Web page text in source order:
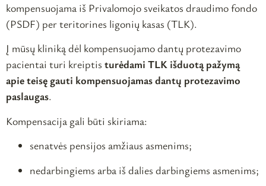
kompensuojama iš Privalomojo sveikatos draudimo fondo
(PSDF) per teritorines ligonių kasas (TLK).
Į mūsų kliniką dėl kompensuojamo dantų protezavimo
pacientai turi kreiptis turėdami TLK išduotą pažymą
apie teisę gauti kompensuojamas dantų protezavimo
paslaugas.
Kompensacija gali būti skiriama:
senatvės pensijos amžiaus asmenims;
nedarbingiems arba iš dalies darbingiems asmenims;